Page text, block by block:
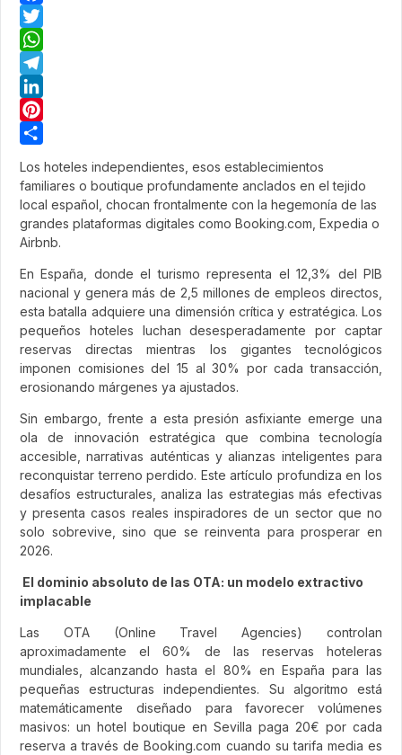
Facebook
Twitter
WhatsApp
Telegram
LinkedIn
Pinterest
Los hoteles independientes, esos establecimientos
familiares o boutique profundamente anclados en el tejido
local español, chocan frontalmente con la hegemonía de las
grandes plataformas digitales como Booking.com, Expedia o
Airbnb.
En España, donde el turismo representa el 12,3% del PIB
nacional y genera más de 2,5 millones de empleos directos,
esta batalla adquiere una dimensión crítica y estratégica. Los
pequeños hoteles luchan desesperadamente por captar
reservas directas mientras los gigantes tecnológicos
imponen comisiones del 15 al 30% por cada transacción,
erosionando márgenes ya ajustados.
Sin embargo, frente a esta presión asfixiante emerge una
ola de innovación estratégica que combina tecnología
accesible, narrativas auténticas y alianzas inteligentes para
reconquistar terreno perdido. Este artículo profundiza en los
desafíos estructurales, analiza las estrategias más efectivas
y presenta casos reales inspiradores de un sector que no
solo sobrevive, sino que se reinventa para prosperar en
2026.
El dominio absoluto de las OTA: un modelo extractivo
implacable
Las OTA (Online Travel Agencies) controlan
aproximadamente el 60% de las reservas hoteleras
mundiales, alcanzando hasta el 80% en España para las
pequeñas estructuras independientes. Su algoritmo está
matemáticamente diseñado para favorecer volúmenes
masivos: un hotel boutique en Sevilla paga 20€ por cada
reserva a través de Booking.com cuando su tarifa media es